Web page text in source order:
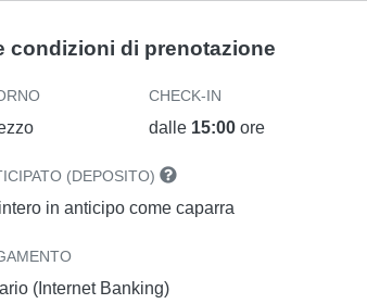
condizioni di prenotazione
CHECK-IN
dalle 15:00 ore
(DEPOSITO)
in anticipo come caparra
(Internet Banking)